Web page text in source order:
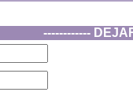
------------